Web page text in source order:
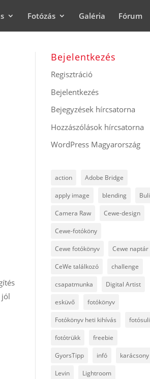
Fotózás Galéria Fórum
jól
Bejelentkezés
Regisztráció
Bejelentkezés
Bejegyzések hírcsatorna
Hozzászólások hírcsatorna
WordPress Magyarország
action Adobe Bridge
apply image blending Buli
Camera Raw Cewe-design
Cewe-fotóköny
Cewe fotókönyv Cewe naptár
CeWe találkozó challenge
csapatmunka Digital Artist
esküvő fotókönyv
Fotókönyv heti kihívás fotósuli
fotótrükk freebie
GyorsTipp infó karácsony
Levin Lightroom